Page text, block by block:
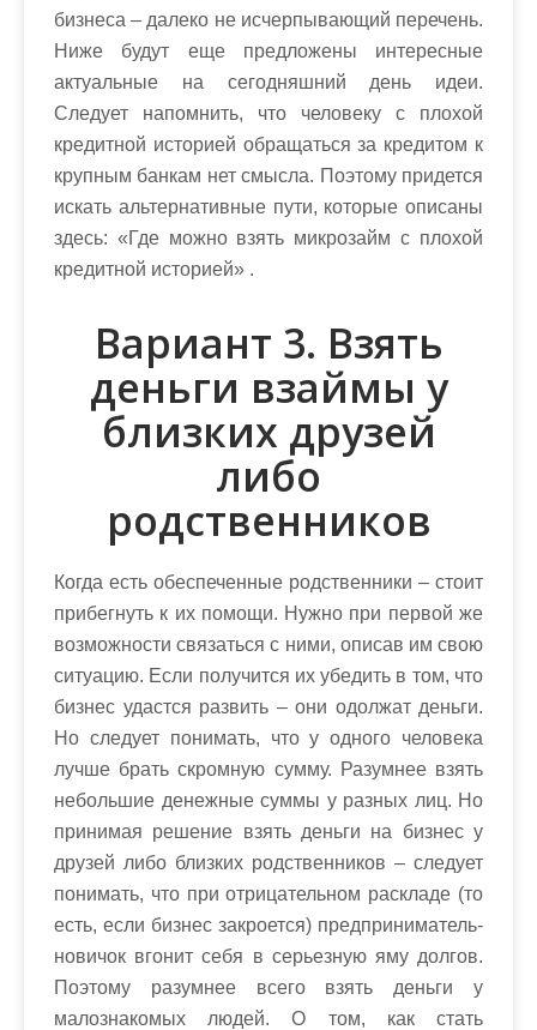
бизнеса – далеко не исчерпывающий перечень.
Ниже будут еще предложены интересные
актуальные на сегодняшний день идеи.
Следует напомнить, что человеку с плохой
кредитной историей обращаться за кредитом к
крупным банкам нет смысла. Поэтому придется
искать альтернативные пути, которые описаны
здесь: «Где можно взять микрозайм с плохой
кредитной историей» .
Вариант 3. Взять
деньги взаймы у
близких друзей
либо
родственников
Когда есть обеспеченные родственники – стоит
прибегнуть к их помощи. Нужно при первой же
возможности связаться с ними, описав им свою
ситуацию. Если получится их убедить в том, что
бизнес удастся развить – они одолжат деньги.
Но следует понимать, что у одного человека
лучше брать скромную сумму. Разумнее взять
небольшие денежные суммы у разных лиц. Но
принимая решение взять деньги на бизнес у
друзей либо близких родственников – следует
понимать, что при отрицательном раскладе (то
есть, если бизнес закроется) предприниматель-
новичок вгонит себя в серьезную яму долгов.
Поэтому разумнее всего взять деньги у
малознакомых людей. О том, как стать